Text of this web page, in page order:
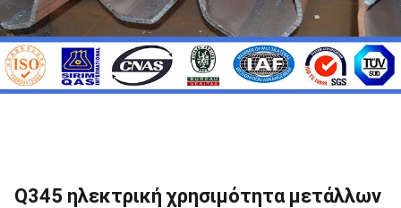
Q345 ηλεκτρική χρησιμότητα μετάλλων